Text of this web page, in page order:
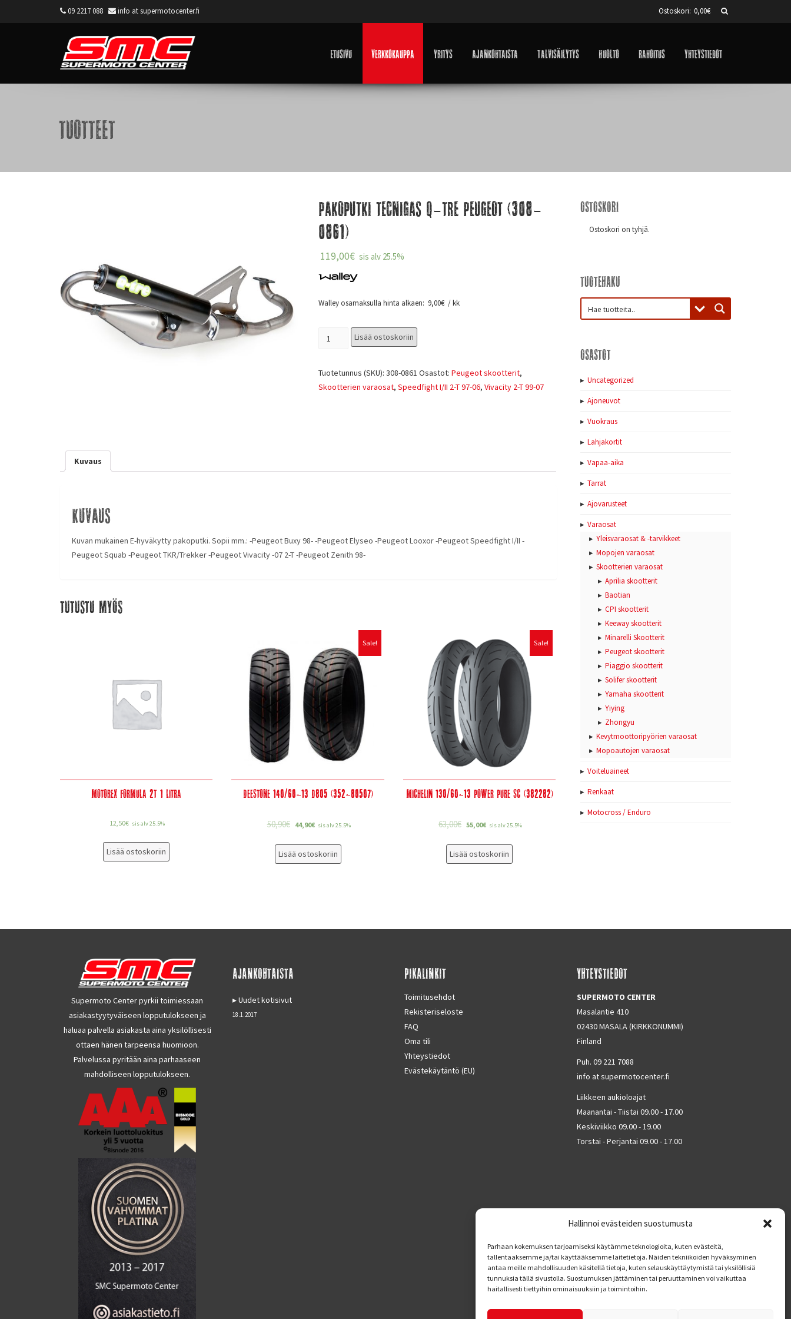
Hallinnoi evästeiden suostumusta
Parhaan kokemuksen tarjoamiseksi käytämme teknologioita, kuten evästeitä,
tallentaaksemme ja/tai käyttääksemme laitetietoja. Näiden tekniikoiden hyväksyminen
antaa meille mahdollisuuden käsitellä tietoja, kuten selauskäyttäytymistä tai yksilöllisiä
tunnuksia tällä sivustolla. Suostumuksen jättäminen tai peruuttaminen voi vaikuttaa
haitallisesti tiettyihin ominaisuuksiin ja toimintoihin.
09 2217 088 info at supermotocenter.fi Ostoskori: 0,00€
Etusivu Verkkokauppa Yritys Ajankohtaista Talvisäilytys Huolto Rahoitus Yhteystiedot
Tuotteet
Pakoputki Tecnigas Q-Tre Peugeot (308-
0861)
119,00€ sis alv 25.5%
Walley osamaksulla hinta alkaen: 9,00€ / kk
Lisää ostoskoriin
Tuotetunnus (SKU): 308-0861 Osastot: Peugeot skootterit,
Skootterien varaosat, Speedfight I/II 2-T 97-06, Vivacity 2-T 99-07
Kuvaus
Kuvaus
Kuvan mukainen E-hyväkytty pakoputki. Sopii mm.: -Peugeot Buxy 98- -Peugeot Elyseo -Peugeot Looxor -Peugeot Speedfight I/II -
Peugeot Squab -Peugeot TKR/Trekker -Peugeot Vivacity -07 2-T -Peugeot Zenith 98-
Tutustu myös
Motorex Formula 2T 1 Litra
12,50€ sis alv 25.5%
Lisää ostoskoriin
Sale!
Deestone 140/60-13 D805 (352-80507)
50,90€ 44,90€ sis alv 25.5%
Lisää ostoskoriin
Sale!
Michelin 130/60-13 Power Pure SC (382282)
63,00€ 55,00€ sis alv 25.5%
Lisää ostoskoriin
Ostoskori
Ostoskori on tyhjä.
Tuotehaku
Osastot
Uncategorized
Ajoneuvot
Vuokraus
Lahjakortit
Vapaa-aika
Tarrat
Ajovarusteet
Varaosat
Yleisvaraosat & -tarvikkeet
Mopojen varaosat
Skootterien varaosat
Aprilia skootterit
Baotian
CPI skootterit
Keeway skootterit
Minarelli Skootterit
Peugeot skootterit
Piaggio skootterit
Solifer skootterit
Yamaha skootterit
Yiying
Zhongyu
Kevytmoottoripyörien varaosat
Mopoautojen varaosat
Voiteluaineet
Renkaat
Motocross / Enduro
Supermoto Center pyrkii toimiessaan
asiakastyytyväiseen lopputulokseen ja
haluaa palvella asiakasta aina yksilöllisesti
ottaen hänen tarpeensa huomioon.
Palvelussa pyritään aina parhaaseen
mahdolliseen lopputulokseen.
AJANKOHTAISTA
Uudet kotisivut
18.1.2017
PIKALINKIT
Toimitusehdot
Rekisteriseloste
FAQ
Oma tili
Yhteystiedot
Evästekäytäntö (EU)
YHTEYSTIEDOT
SUPERMOTO CENTER
Masalantie 410
02430 MASALA (KIRKKONUMMI)
Finland
Puh. 09 221 7088
info at supermotocenter.fi
Liikkeen aukioloajat
Maanantai - Tiistai 09.00 - 17.00
Keskiviikko 09.00 - 19.00
Torstai - Perjantai 09.00 - 17.00